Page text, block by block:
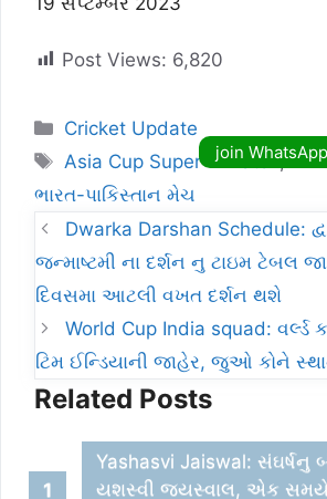
Post Views: 6,820
Categories
Cricket Update
Tags
Asia Cup Super 4 Match,
ભારત-પાકિસ્તાન મેચ
Dwarka Darshan Schedule:
જન્માષ્ટમી ના દર્શન નુ ટાઇમ ટેબલ
દિવસમા આટલી વખત દર્શન થશે
World Cup India squad: વર્લ્ડ
ટિમ ઈન્ડિયાની જાહેર, જુઓ કોને
Related Posts
Yashasvi Jaiswal: સંઘર્ષનુ
યશસ્વી જયસ્વાલ, એક સમયે